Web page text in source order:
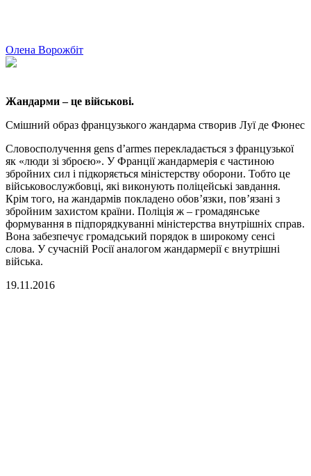
Олена Ворожбіт
Жандарми – це військові.
Смішний образ французького жандарма створив Луї де Фюнес
Словосполучення gens d’armes перекладається з французької
як «люди зі зброєю». У Франції жандармерія є частиною
збройних сил і підкоряється міністерству оборони. Тобто це
військовослужбовці, які виконують поліцейські завдання.
Крім того, на жандармів покладено обов’язки, пов’язані з
збройним захистом країни. Поліція ж – громадянське
формування в підпорядкуванні міністерства внутрішніх справ.
Вона забезпечує громадський порядок в широкому сенсі
слова. У сучасній Росії аналогом жандармерії є внутрішні
війська.
19.11.2016